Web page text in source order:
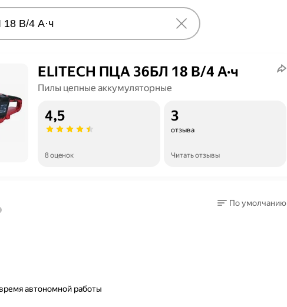
ELITECH ПЦА 36БЛ 18 В/4 А·ч
Пилы цепные аккумуляторные
4,5
8 оценок
3
отзыва
Читать отзывы
По умолчанию
автономной работы